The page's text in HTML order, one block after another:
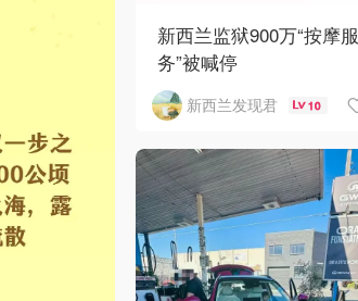
新西兰监狱900万“按摩服
务”被喊停
新西兰发现君 10